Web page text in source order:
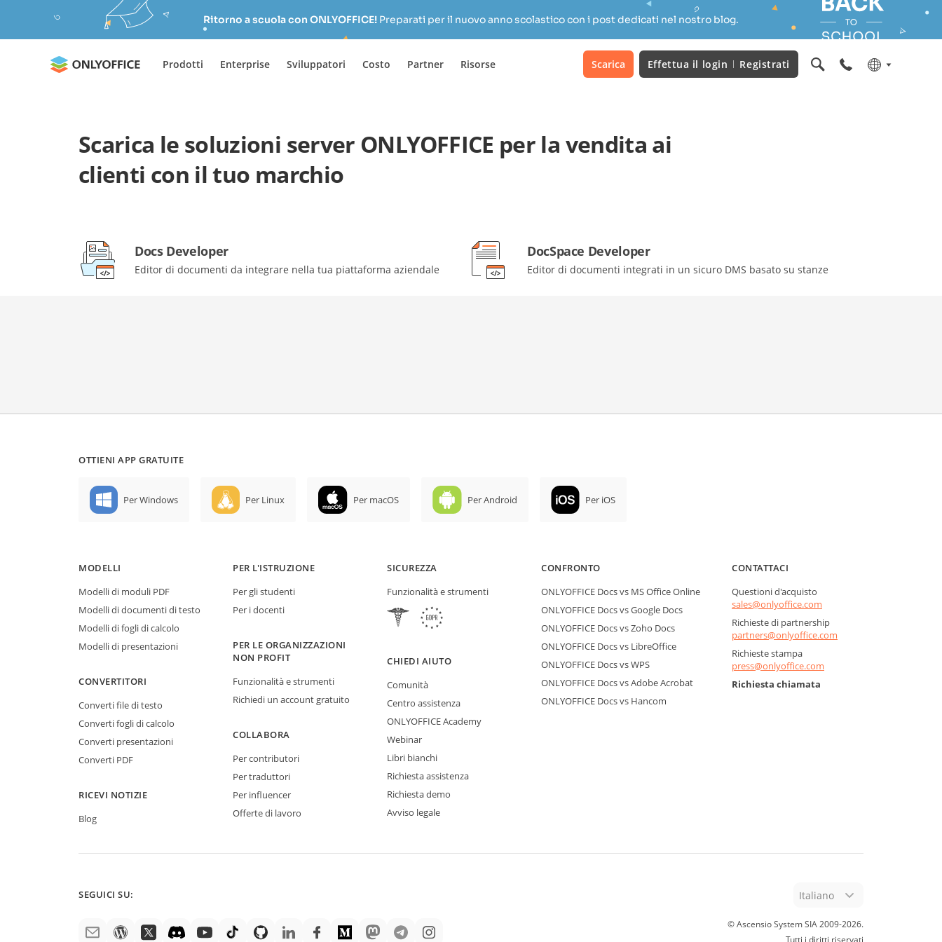
Ritorno a scuola con ONLYOFFICE! Preparati per il nuovo anno scolastico con i post dedicati nel nostro blog.
Prodotti Enterprise Sviluppatori Costo Partner Risorse Scarica Effettua il login Registrati
Scarica le soluzioni server ONLYOFFICE per la vendita ai
clienti con il tuo marchio
Docs Developer
Editor di documenti da integrare nella tua piattaforma aziendale
DocSpace Developer
Editor di documenti integrati in un sicuro DMS basato su stanze
OTTIENI APP GRATUITE
Per Windows Per Linux Per macOS Per Android Per iOS
MODELLI
Modelli di moduli PDF
Modelli di documenti di testo
Modelli di fogli di calcolo
Modelli di presentazioni
CONVERTITORI
Converti file di testo
Converti fogli di calcolo
Converti presentazioni
Converti PDF
RICEVI NOTIZIE
Blog
PER L'ISTRUZIONE
Per gli studenti
Per i docenti
PER LE ORGANIZZAZIONI
NON PROFIT
Funzionalità e strumenti
Richiedi un account gratuito
COLLABORA
Per contributori
Per traduttori
Per influencer
Offerte di lavoro
SICUREZZA
Funzionalità e strumenti
CHIEDI AIUTO
Comunità
Centro assistenza
ONLYOFFICE Academy
Webinar
Libri bianchi
Richiesta assistenza
Richiesta demo
Avviso legale
CONFRONTO
ONLYOFFICE Docs vs MS Office Online
ONLYOFFICE Docs vs Google Docs
ONLYOFFICE Docs vs Zoho Docs
ONLYOFFICE Docs vs LibreOffice
ONLYOFFICE Docs vs WPS
ONLYOFFICE Docs vs Adobe Acrobat
ONLYOFFICE Docs vs Hancom
CONTATTACI
Questioni d'acquisto
sales@onlyoffice.com
Richieste di partnership
partners@onlyoffice.com
Richieste stampa
press@onlyoffice.com
Richiesta chiamata
SEGUICI SU: Italiano
© Ascensio System SIA 2009-2026.
Tutti i diritti riservati